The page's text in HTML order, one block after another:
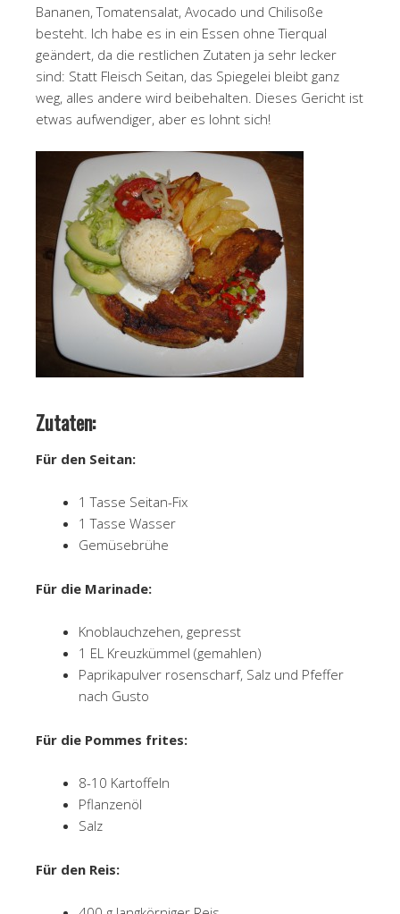
Bananen, Tomatensalat, Avocado und Chilisoße
besteht. Ich habe es in ein Essen ohne Tierqual
geändert, da die restlichen Zutaten ja sehr lecker
sind: Statt Fleisch Seitan, das Spiegelei bleibt ganz
weg, alles andere wird beibehalten. Dieses Gericht ist
etwas aufwendiger, aber es lohnt sich!
Zutaten:
Für den Seitan:
1 Tasse Seitan-Fix
1 Tasse Wasser
Gemüsebrühe
Für die Marinade:
Knoblauchzehen, gepresst
1 EL Kreuzkümmel (gemahlen)
Paprikapulver rosenscharf, Salz und Pfeffer
nach Gusto
Für die Pommes frites:
8-10 Kartoffeln
Pflanzenöl
Salz
Für den Reis: